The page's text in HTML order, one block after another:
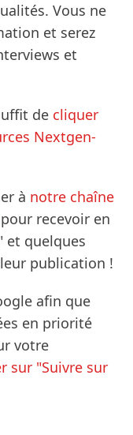
Vous ne
et serez
et
de cliquer
Nextgen-
à notre chaîne
pour recevoir en
et quelques
publication !
afin que
en priorité
votre
sur "Suivre sur